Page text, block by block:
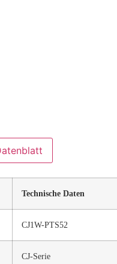
Technische Daten
CJ1W-PTS52
CJ-Serie